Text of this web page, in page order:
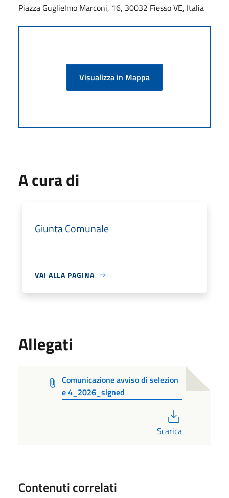
Piazza Guglielmo Marconi, 16, 30032 Fiesso VE, Italia
Visualizza in Mappa
A cura di
Giunta Comunale
VAI ALLA PAGINA
Allegati
Comunicazione avviso di selezion
e 4_2026_signed
Scarica
Contenuti correlati